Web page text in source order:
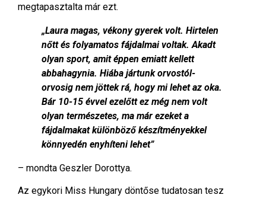
megtapasztalta már ezt.
„Laura magas, vékony gyerek volt. Hirtelen
nőtt és folyamatos fájdalmai voltak. Akadt
olyan sport, amit éppen emiatt kellett
abbahagynia. Hiába jártunk orvostól-
orvosig nem jöttek rá, hogy mi lehet az oka.
Bár 10-15 évvel ezelőtt ez még nem volt
olyan természetes, ma már ezeket a
fájdalmakat különböző készítményekkel
könnyedén enyhíteni lehet”
– mondta Geszler Dorottya.
Az egykori Miss Hungary döntőse tudatosan tesz